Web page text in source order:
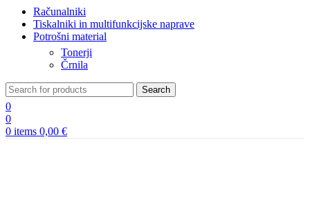
Računalniki
Tiskalniki in multifunkcijske naprave
Potrošni material
Tonerji
Črnila
Search
0
0
0 items 0,00 €